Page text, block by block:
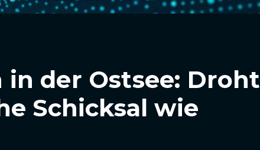
der Ostsee: Droht
Schicksal wie